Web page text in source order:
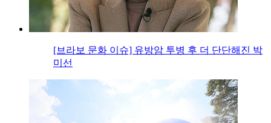
[브라보 문화 이슈] 유방암 투병 후 더 단단해진 박
미선